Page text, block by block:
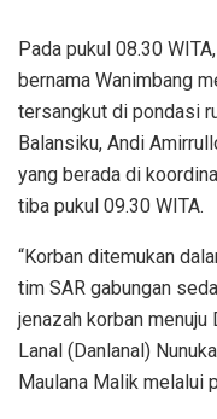
Pada pukul 08.30
bernama Wanimbang
tersangkut di pondasi
Balansiku, Andi
yang berada di
tiba pukul 09.30 WITA.
“Korban ditemukan
tim SAR gabungan
jenazah korban menuju
Lanal (Danlanal)
Maulana Malik melalui